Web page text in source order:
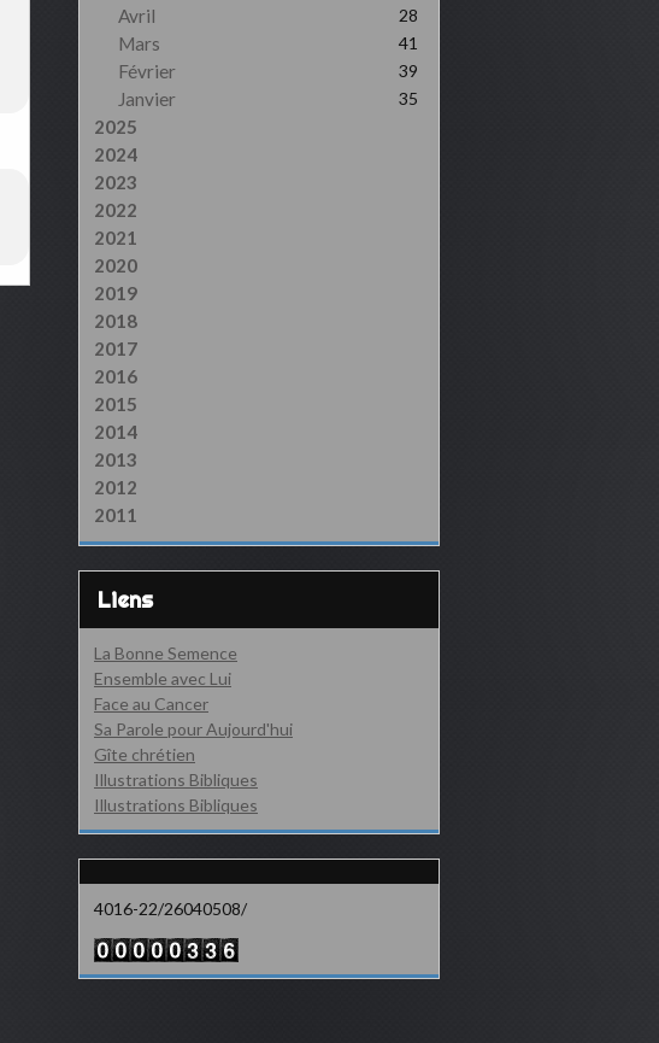
Avril 28
Mars 41
Février 39
Janvier 35
2025
2024
2023
2022
2021
2020
2019
2018
2017
2016
2015
2014
2013
2012
2011
Liens
La Bonne Semence
Ensemble avec Lui
Face au Cancer
Sa Parole pour Aujourd'hui
Gîte chrétien
Illustrations Bibliques
Illustrations Bibliques
4016-22/26040508/